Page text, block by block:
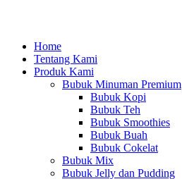
Home
Tentang Kami
Produk Kami
Bubuk Minuman Premium
Bubuk Kopi
Bubuk Teh
Bubuk Smoothies
Bubuk Buah
Bubuk Cokelat
Bubuk Mix
Bubuk Jelly dan Pudding